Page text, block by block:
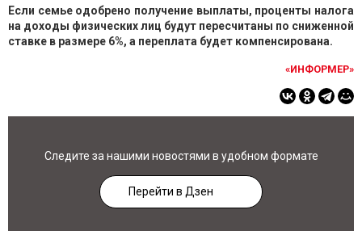
Если семье одобрено получение выплаты, проценты налога
на доходы физических лиц будут пересчитаны по сниженной
ставке в размере 6%, а переплата будет компенсирована.
«ИНФОРМЕР»
Следите за нашими новостями в удобном формате
Перейти в Дзен